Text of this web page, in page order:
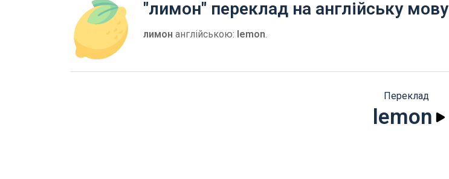
"лимон" переклад на англійську мову
лимон англійською: lemon.
Переклад
lemon